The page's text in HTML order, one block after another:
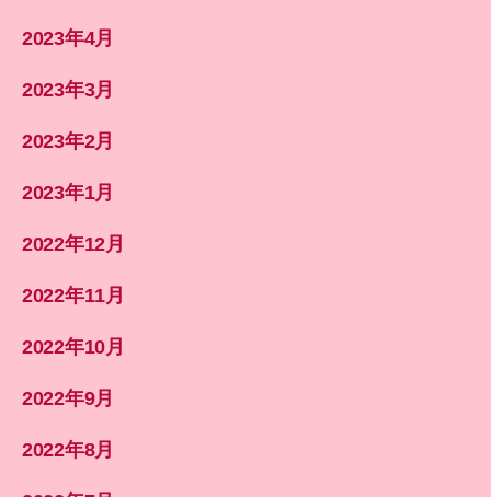
2023年4月
2023年3月
2023年2月
2023年1月
2022年12月
2022年11月
2022年10月
2022年9月
2022年8月